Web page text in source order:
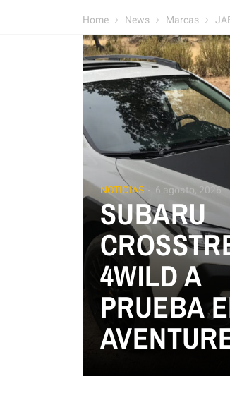
Home News Marcas
NOTICIAS 6 agosto, 2026
SUBARU
4WILD A
PRUEBA